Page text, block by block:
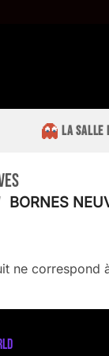
LA SALLE
BORNES
ne correspond